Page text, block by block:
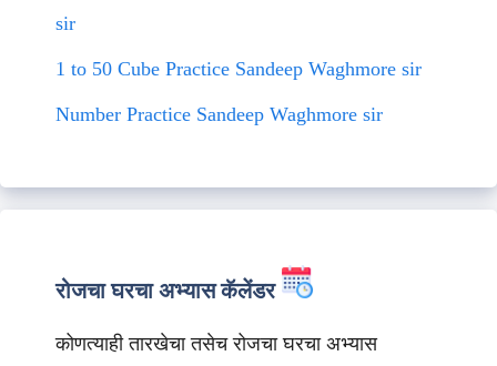
sir
1 to 50 Cube Practice Sandeep Waghmore sir
Number Practice Sandeep Waghmore sir
रोजचा घरचा अभ्यास कॅलेंडर
कोणत्याही तारखेचा तसेच रोजचा घरचा अभ्यास